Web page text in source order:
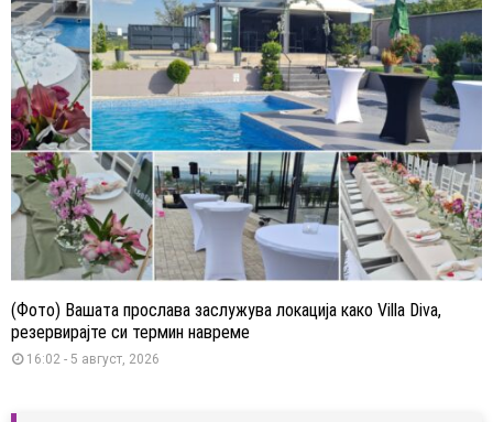
(Фото) Вашата прослава заслужува локација како Villa Diva,
резервирајте си термин навреме
16:02 - 5 август, 2026